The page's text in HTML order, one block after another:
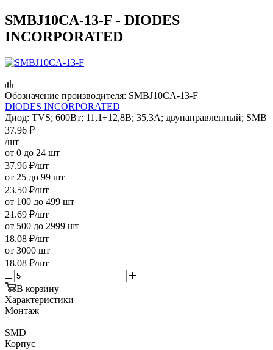
SMBJ10CA-13-F - DIODES
INCORPORATED
Обозначение производителя: SMBJ10CA-13-F
DIODES INCORPORATED
Диод: TVS; 600Вт; 11,1÷12,8В; 35,3А; двунаправленный; SMB
37.96 ₽
/шт
от 0 до 24 шт
37.96 ₽/шт
от 25 до 99 шт
23.50 ₽/шт
от 100 до 499 шт
21.69 ₽/шт
от 500 до 2999 шт
18.08 ₽/шт
от 3000 шт
18.08 ₽/шт
В корзину
Характеристики
Монтаж
—
SMD
Корпус